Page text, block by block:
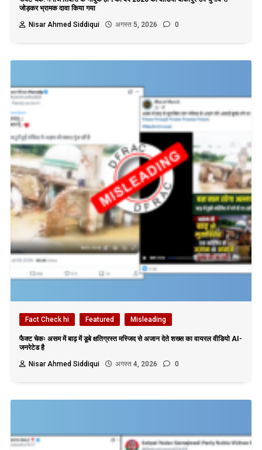
जोड़कर भ्रामक दावा किया गया
Nisar Ahmed Siddiqui
अगस्त 5, 2026 0
Fact Check hi Featured Misleading
फैक्ट चेकः असम में बाढ़ में डूबे क्षतिग्रस्त मस्जिद से अजान देते शख्स का वायरल वीडियो AI-
जनरेटेड है
Nisar Ahmed Siddiqui
अगस्त 4, 2026 0